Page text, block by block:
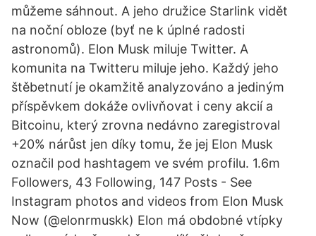
můžeme sáhnout. A jeho družice Starlink vidět
na noční obloze (byť ne k úplné radosti
astronomů). Elon Musk miluje Twitter. A
komunita na Twitteru miluje jeho. Každý jeho
štěbetnutí je okamžitě analyzováno a jediným
příspěvkem dokáže ovlivňovat i ceny akcií a
Bitcoinu, který zrovna nedávno zaregistroval
+20% nárůst jen díky tomu, že jej Elon Musk
označil pod hashtagem ve svém profilu. 1.6m
Followers, 43 Following, 147 Posts - See
Instagram photos and videos from Elon Musk
Now (@elonrmuskk) Elon má obdobné vtípky